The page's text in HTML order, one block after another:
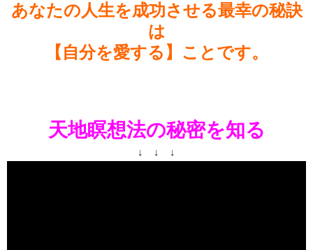
あなたの人生を成功させる最幸の秘訣
は
【自分を愛する】ことです。
天地瞑想法の秘密を知る
↓ ↓ ↓